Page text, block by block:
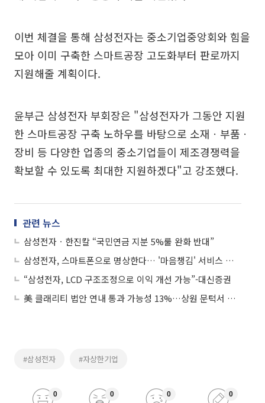
이번 체결을 통해 삼성전자는 중소기업중앙회와 힘을
모아 이미 구축한 스마트공장 고도화부터 판로까지
지원해줄 계획이다.
윤부근 삼성전자 부회장은 "삼성전자가 그동안 지원
한 스마트공장 구축 노하우를 바탕으로 소재ㆍ부품ㆍ
장비 등 다양한 업종의 중소기업들이 제조경쟁력을
확보할 수 있도록 최대한 지원하겠다"고 강조했다.
관련 뉴스
삼성전자ㆍ한진칼 “국민연금 지분 5%룰 완화 반대”
삼성전자, 스마트폰으로 명상한다… '마음챙김' 서비스 출시
“삼성전자, LCD 구조조정으로 이익 개선 가능”-대신증권
美 클래리티 법안 연내 통과 가능성 13%…상원 문턱서 제동
#삼성전자 #자상한기업
0 0 0 0